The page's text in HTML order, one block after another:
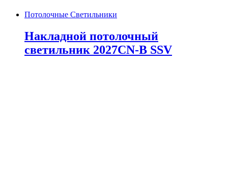
Потолочные Светильники
Накладной потолочный
светильник 2027CN-B SSV